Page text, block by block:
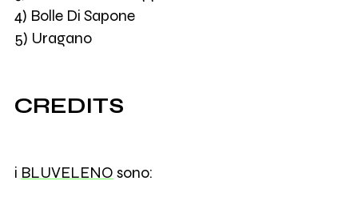
4) Bolle Di Sapone
5) Uragano
CREDITS
i BLUVELENO sono: